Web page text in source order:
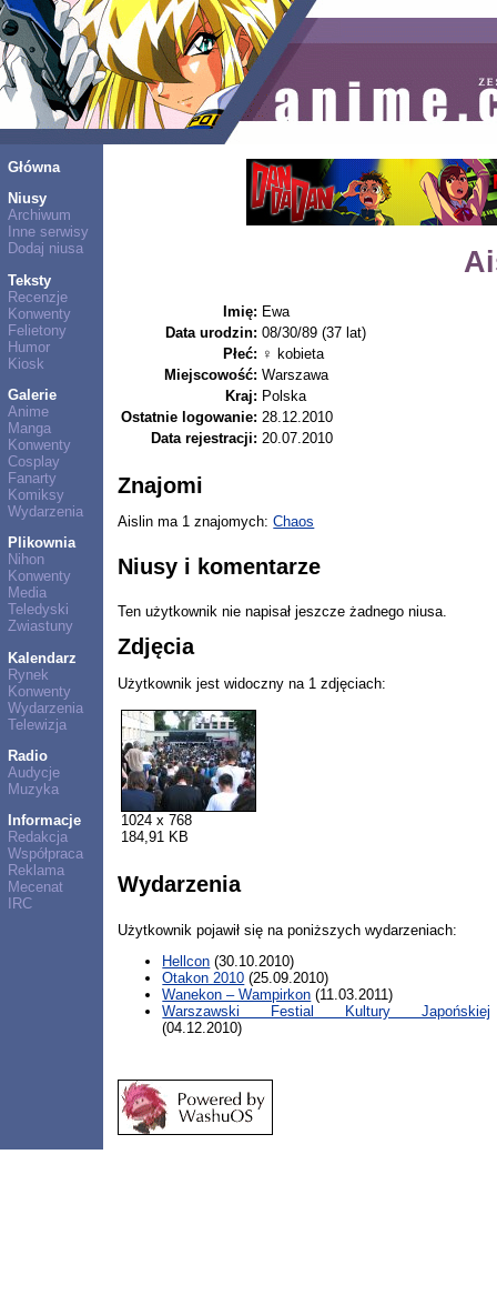
Główna
Niusy
Archiwum
Inne serwisy
Dodaj niusa
Teksty
Recenzje
Konwenty
Felietony
Humor
Kiosk
Galerie
Anime
Manga
Konwenty
Cosplay
Fanarty
Komiksy
Wydarzenia
Plikownia
Nihon
Konwenty
Media
Teledyski
Zwiastuny
Kalendarz
Rynek
Konwenty
Wydarzenia
Telewizja
Radio
Audycje
Muzyka
Informacje
Redakcja
Współpraca
Reklama
Mecenat
IRC
Imię: Ewa
Data urodzin: 08/30/89 (37 lat)
Płeć: ♀ kobieta
Miejscowość: Warszawa
Kraj: Polska
Ostatnie logowanie: 28.12.2010
Data rejestracji: 20.07.2010
Znajomi
Aislin ma 1 znajomych:Chaos
Niusy i komentarze
Ten użytkownik nie napisał jeszcze żadnego niusa.
Zdjęcia
Użytkownik jest widoczny na 1 zdjęciach:
1024 x 768
184,91 KB
Wydarzenia
Użytkownik pojawił się na poniższych wydarzeniach:
Hellcon (30.10.2010)
Otakon 2010 (25.09.2010)
Wanekon – Wampirkon (11.03.2011)
Warszawski Festial Kultury Japońskiej
(04.12.2010)